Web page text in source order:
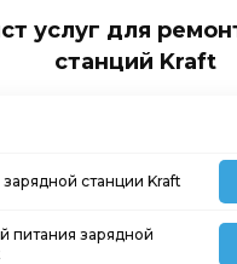
услуг для
станций Kraft
станции Kraft
питания зарядной